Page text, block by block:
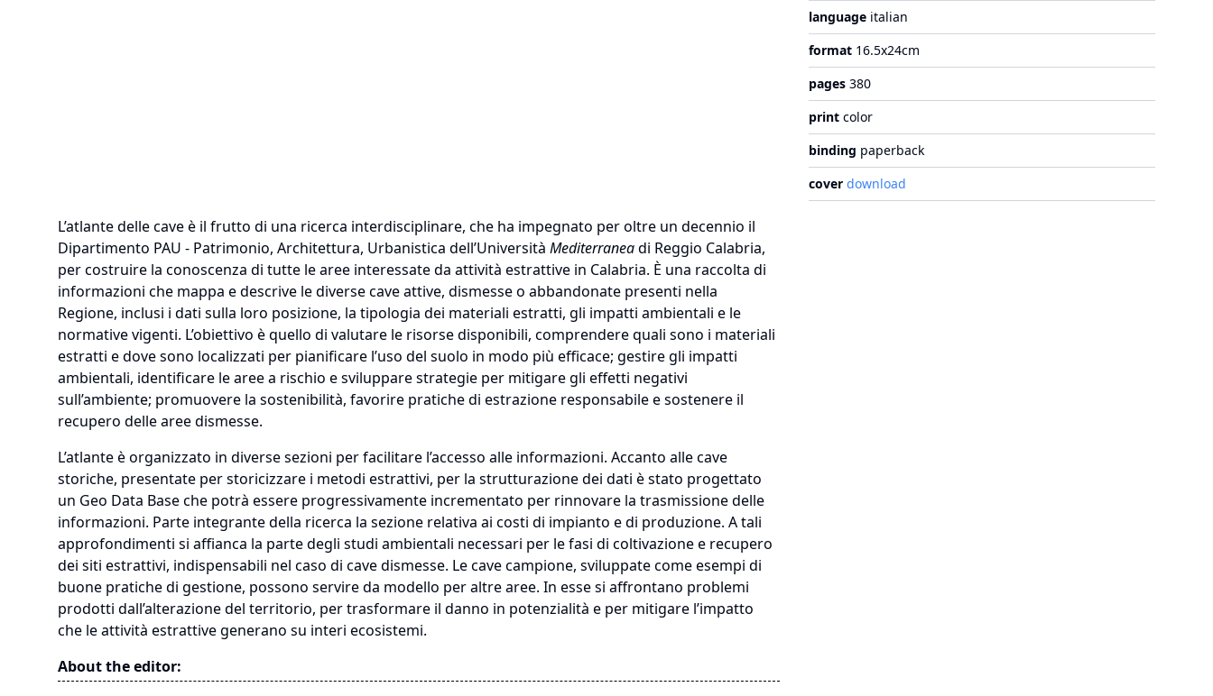
language italian
format 16.5x24cm
pages 380
print color
binding paperback
cover download
L’atlante delle cave è il frutto di una ricerca interdisciplinare, che ha impegnato per oltre un decennio il
Dipartimento PAU - Patrimonio, Architettura, Urbanistica dell’Università Mediterraneadi Reggio Calabria,
per costruire la conoscenza di tutte le aree interessate da attività estrattive in Calabria. È una raccolta di
informazioni che mappa e descrive le diverse cave attive, dismesse o abbandonate presenti nella
Regione, inclusi i dati sulla loro posizione, la tipologia dei materiali estratti, gli impatti ambientali e le
normative vigenti. L’obiettivo è quello di valutare le risorse disponibili, comprendere quali sono i materiali
estratti e dove sono localizzati per pianificare l’uso del suolo in modo più efficace; gestire gli impatti
ambientali, identificare le aree a rischio e sviluppare strategie per mitigare gli effetti negativi
sull’ambiente; promuovere la sostenibilità, favorire pratiche di estrazione responsabile e sostenere il
recupero delle aree dismesse.
L’atlante è organizzato in diverse sezioni per facilitare l’accesso alle informazioni. Accanto alle cave
storiche, presentate per storicizzare i metodi estrattivi, per la strutturazione dei dati è stato progettato
un Geo Data Base che potrà essere progressivamente incrementato per rinnovare la trasmissione delle
informazioni. Parte integrante della ricerca la sezione relativa ai costi di impianto e di produzione. A tali
approfondimenti si affianca la parte degli studi ambientali necessari per le fasi di coltivazione e recupero
dei siti estrattivi, indispensabili nel caso di cave dismesse. Le cave campione, sviluppate come esempi di
buone pratiche di gestione, possono servire da modello per altre aree. In esse si affrontano problemi
prodotti dall’alterazione del territorio, per trasformare il danno in potenzialità e per mitigare l’impatto
che le attività estrattive generano su interi ecosistemi.
About the editor: